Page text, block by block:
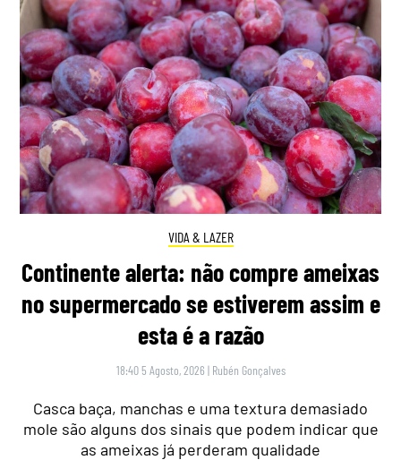
VIDA & LAZER
Continente alerta: não compre ameixas
no supermercado se estiverem assim e
esta é a razão
18:40 5 Agosto, 2026 | Rubén Gonçalves
Casca baça, manchas e uma textura demasiado
mole são alguns dos sinais que podem indicar que
as ameixas já perderam qualidade